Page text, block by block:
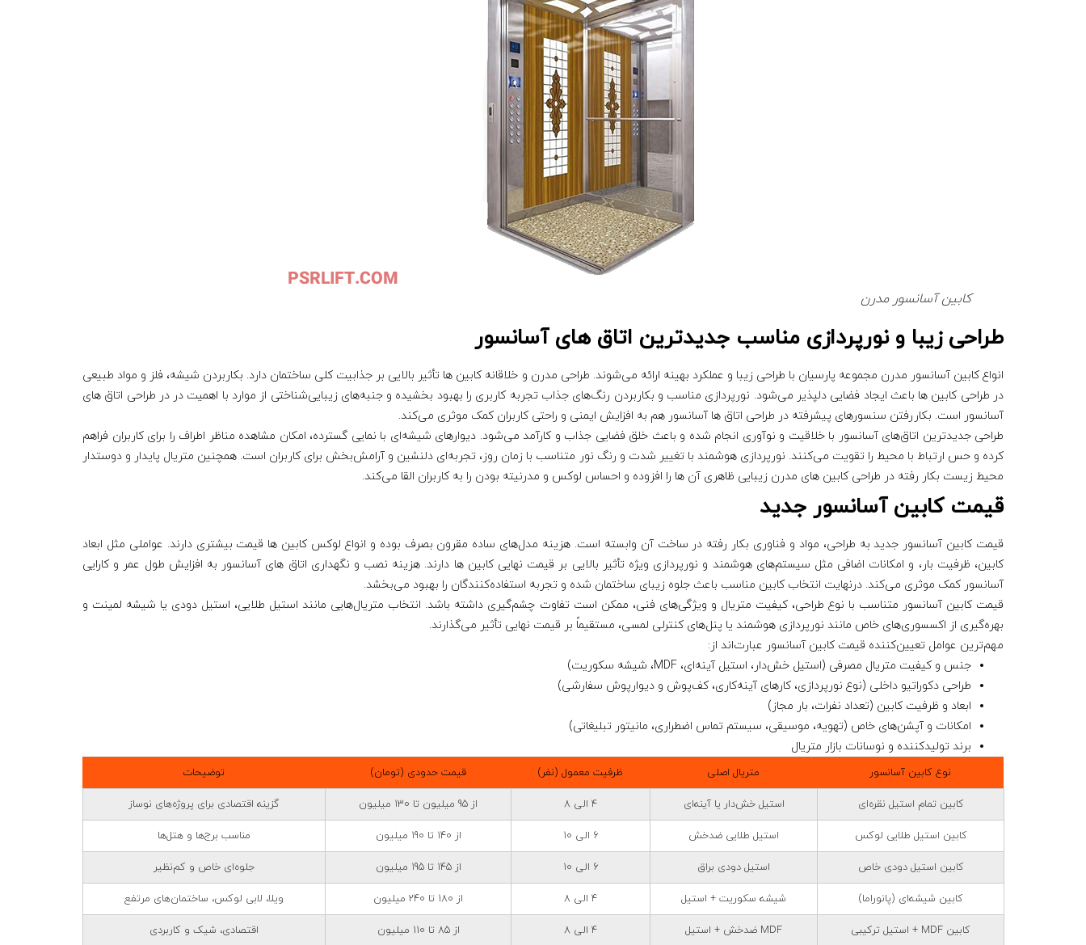
کابین آسانسور مدرن
طراحی زیبا و نورپردازی مناسب جدیدترین اتاق های آسانسور
انواع کابین‌ آسانسور مدرن مجموعه پارسیان با طراحی زیبا و عملکرد بهینه ارائه می‌شوند. طراحی‌ مدرن و خلاقانه کابین‌ ها تأثیر بالایی بر جذابیت کلی ساختمان دارد. بکاربردن شیشه، فلز و مواد طبیعی
در طراحی کابین‌ ها باعث ایجاد فضایی دلپذیر می‌شود. نورپردازی مناسب و بکاربردن رنگ‌های جذاب تجربه کاربری را بهبود بخشیده و جنبه‌های زیبایی‌شناختی از موارد با اهمیت در در طراحی اتاق های
آسانسور است. بکاررفتن سنسورهای پیشرفته در طراحی اتاق ها آسانسور هم به افزایش ایمنی و راحتی کاربران کمک موثری می‌کند.
طراحی جدیدترین اتاق‌های آسانسور با خلاقیت و نوآوری انجام شده و باعث خلق فضایی جذاب و کارآمد می‌شود. دیوارهای شیشه‌ای با نمایی گسترده، امکان مشاهده مناظر اطراف را برای کاربران فراهم
کرده و حس ارتباط با محیط را تقویت می‌کنند. نورپردازی هوشمند با تغییر شدت و رنگ نور متناسب با زمان روز، تجربه‌ای دلنشین و آرامش‌بخش برای کاربران است. همچنین متریال‌ پایدار و دوستدار
محیط‌ زیست بکار رفته در طراحی کابین های مدرن زیبایی ظاهری آن ها را افزوده و احساس لوکس و مدرنیته بودن را به کاربران القا می‌کند.
قیمت کابین آسانسور جدید
قیمت کابین آسانسور جدید به طراحی، مواد و فناوری بکار رفته در ساخت آن وابسته است. هزینه‌ مدل‌های ساده مقرون بصرف بوده و انواع لوکس کابین ها قیمت بیشتری دارند. عواملی مثل ابعاد
کابین، ظرفیت بار، و امکانات اضافی مثل سیستم‌های هوشمند و نورپردازی ویژه تأثیر بالایی بر قیمت نهایی کابین ها دارند. هزینه نصب و نگهداری اتاق های آسانسور به افزایش طول عمر و کارایی
آسانسور کمک موثری می‌کند. درنهایت انتخاب کابین مناسب باعث جلوه زیبای ساختمان شده و تجربه استفاده‌کنندگان را بهبود می‌بخشد.
قیمت کابین آسانسور متناسب با نوع طراحی، کیفیت متریال و ویژگی‌های فنی، ممکن است تفاوت چشم‌گیری داشته باشد. انتخاب متریال‌هایی مانند استیل طلایی، استیل دودی یا شیشه لمینت و
بهره‌گیری از اکسسوری‌های خاص مانند نورپردازی هوشمند یا پنل‌های کنترلی لمسی، مستقیماً بر قیمت نهایی تأثیر می‌گذارند.
مهم‌ترین عوامل تعیین‌کننده قیمت کابین آسانسور عبارت‌اند از:
جنس و کیفیت متریال مصرفی (استیل خش‌دار، استیل آینه‌ای، MDF، شیشه سکوریت)
طراحی دکوراتیو داخلی (نوع نورپردازی، کارهای آینه‌کاری، کف‌پوش و دیوارپوش سفارشی)
ابعاد و ظرفیت کابین (تعداد نفرات، بار مجاز)
امکانات و آپشن‌های خاص (تهویه، موسیقی، سیستم تماس اضطراری، مانیتور تبلیغاتی)
برند تولیدکننده و نوسانات بازار متریال
نوع کابین آسانسور متریال اصلی ظرفیت معمول (نفر) قیمت حدودی (تومان) توضیحات
کابین تمام استیل نقره‌ای استیل خش‌دار یا آینه‌ای 4 الی 8 از 95 میلیون تا 130 میلیون گزینه اقتصادی برای پروژه‌های نوساز
کابین استیل طلایی لوکس استیل طلایی ضدخش 6 الی 10 از 140 تا 190 میلیون مناسب برج‌ها و هتل‌ها
کابین استیل دودی خاص استیل دودی براق 6 الی 10 از 145 تا 195 میلیون جلوه‌ای خاص و کم‌نظیر
کابین شیشه‌ای (پانوراما) شیشه سکوریت + استیل 4 الی 8 از 180 تا 240 میلیون ویلا، لابی لوکس، ساختمان‌های مرتفع
کابین MDF + استیل ترکیبی MDF ضدخش + استیل 4 الی 8 از 85 تا 110 میلیون اقتصادی، شیک و کاربردی